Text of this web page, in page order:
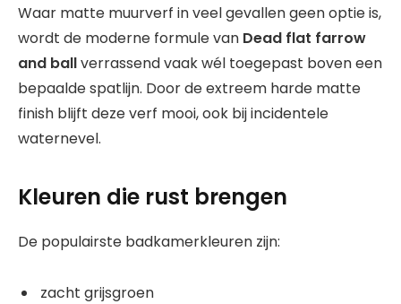
Waar matte muurverf in veel gevallen geen optie is,
wordt de moderne formule van Dead flat farrow
and ballverrassend vaak wél toegepast boven een
bepaalde spatlijn. Door de extreem harde matte
finish blijft deze verf mooi, ook bij incidentele
waternevel.
Kleuren die rust brengen
De populairste badkamerkleuren zijn:
zacht grijsgroen